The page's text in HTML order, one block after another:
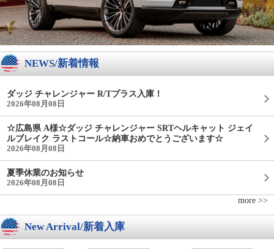
NEWS/新着情報
ダッジ チャレンジャー R/Tプラス入庫！
2026年08月08日
☆広島県 A様☆ダッジ チャレンジャー SRTヘルキャット ジェイ
ルブレイク ラストコール☆納車おめでとうございます☆
2026年08月08日
夏季休業のお知らせ
2026年08月08日
more >>
New Arrival/新着入庫